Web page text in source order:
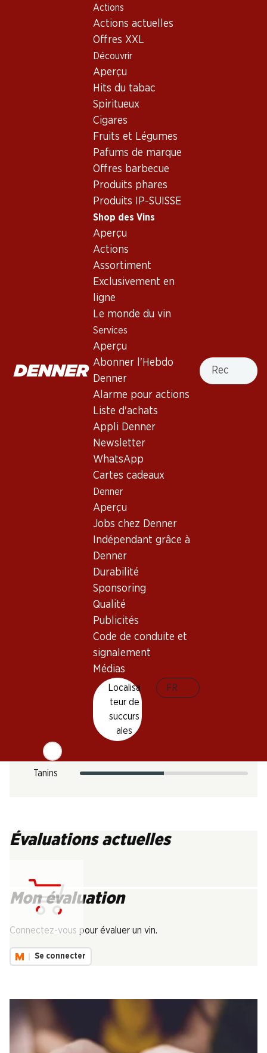
Actions
Actions actuelles
Offres XXL
Découvrir
Aperçu
Hits du tabac
Spiritueux
Cigares
Fruits et Légumes
Pafums de marque
Offres barbecue
Produits phares
Produits IP-SUISSE
Shop des Vins
Aperçu
Actions
Assortiment
Exclusivement en
ligne
Le monde du vin
Services
Aperçu
Abonner l'Hebdo
Denner
Alarme pour actions
Liste d'achats
Appli Denner
Newsletter
WhatsApp
Cartes cadeaux
Denner
Aperçu
Jobs chez Denner
Indépendant grâce à
Denner
Durabilité
Sponsoring
Qualité
Publicités
Code de conduite et
signalement
Médias
Localisa
teur de
succurs
ales
FR
Recherche
Shop des Vins
France
Bordeaux
Ch. Giscours Margaux 75
Ch. Giscours Margaux 75
Margaux, 3e cru classé, Robert Parker 90-93, 2004, 75 cl
Bon à savoir
Vin rouge_old
Température de dégustation
Empreinte carbone
Élevage
Tanins
Évaluations actuelles
Mon évaluation
Connectez-vous pour évaluer un vin.
Se connecter